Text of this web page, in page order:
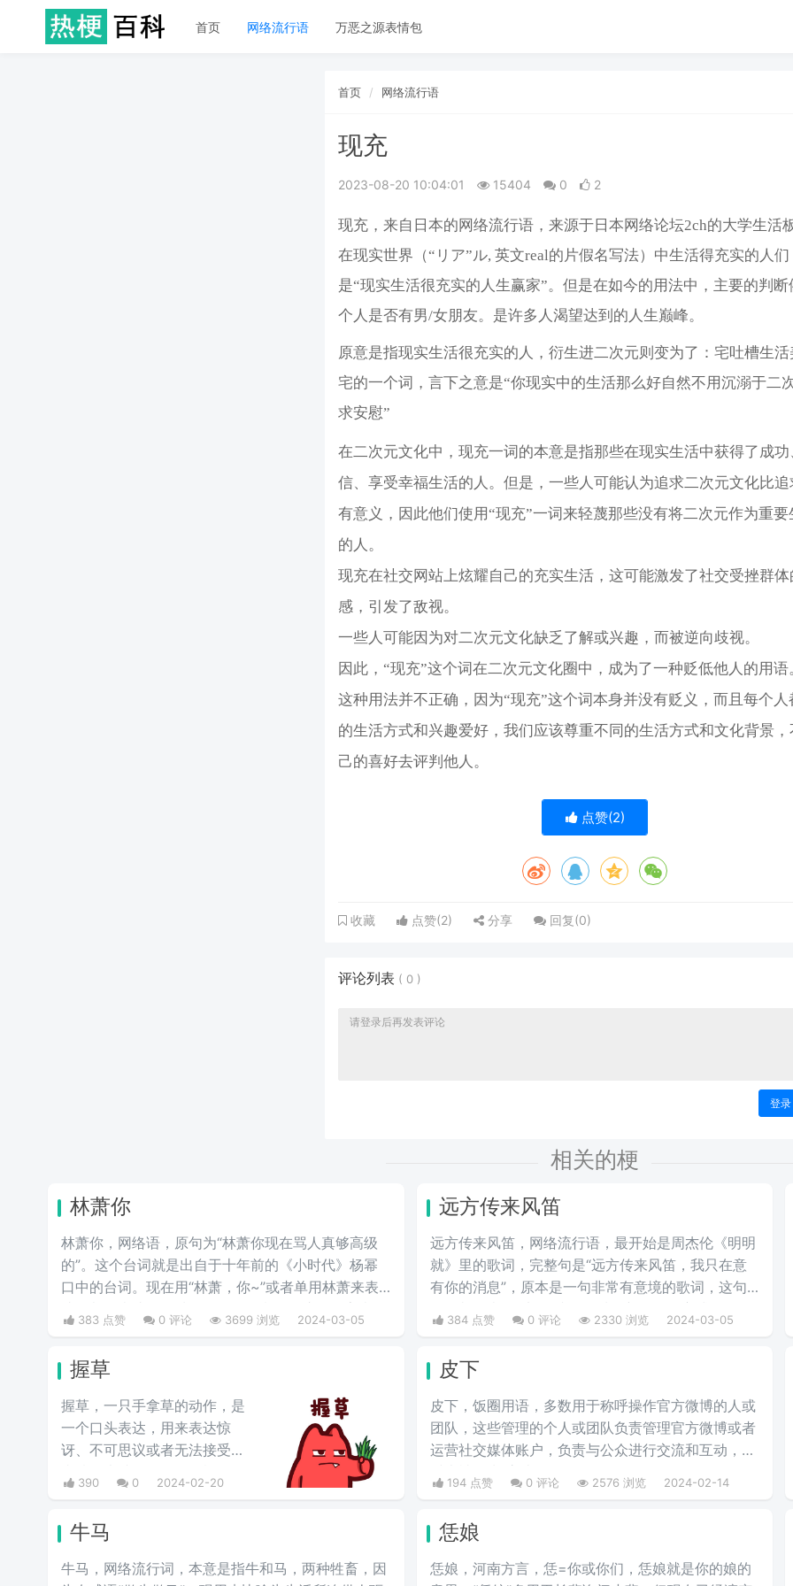
首页 网络流行语 万恶之源表情包
首页 网络流行语
现充
2023-08-20 10:04:01 15404 0 2
现充，来自日本的网络流行语，来源于日本网络论坛2ch的大学生活
在现实世界（“リア”ル, 英文real的片假名写法）中生活得充实的人
是“现实生活很充实的人生赢家”。但是在如今的用法中，主要的判断
个人是否有男/女朋友。是许多人渴望达到的人生巅峰。
原意是指现实生活很充实的人，衍生进二次元则变为了：宅吐槽生
宅的一个词，言下之意是“你现实中的生活那么好自然不用沉溺于二
求安慰”
在二次元文化中，现充一词的本意是指那些在现实生活中获得了成
信、享受幸福生活的人。但是，一些人可能认为追求二次元文化比
有意义，因此他们使用“现充”一词来轻蔑那些没有将二次元作为重要
的人。
现充在社交网站上炫耀自己的充实生活，这可能激发了社交受挫群
感，引发了敌视。
一些人可能因为对二次元文化缺乏了解或兴趣，而被逆向歧视。
因此，“现充”这个词在二次元文化圈中，成为了一种贬低他人的用
这种用法并不正确，因为“现充”这个词本身并没有贬义，而且每个人
的生活方式和兴趣爱好，我们应该尊重不同的生活方式和文化背景
己的喜好去评判他人。
点赞(2)
收藏 点赞(2) 分享 回复(0)
评论列表 ( 0 )
登录
相关的梗
林萧你
林萧你，网络语，原句为“林萧你现在骂人真够高级
的”。这个台词就是出自于十年前的《小时代》杨幂
口中的台词。现在用“林萧，你~”或者单用林萧来表
别人在对于某件事情评判的时候运用的非常巧妙，就
383 点赞 0 评论 3699 浏览 2024-03-05
远方传来风笛
远方传来风笛，网络流行语，最开始是周杰伦《明明
就》里的歌词，完整句是“远方传来风笛，我只在意
有你的消息”，原本是一句非常有意境的歌词，这句
384 点赞 0 评论 2330 浏览 2024-03-05
握草
握草，一只手拿草的动作，是
一个口头表达，用来表达惊
讶、不可思议或者无法接受的
390 0 2024-02-20
皮下
皮下，饭圈用语，多数用于称呼操作官方微博的人或
团队，这些管理的个人或团队负责管理官方微博或者
运营社交媒体账户，负责与公众进行交流和互动，有
194 点赞 0 评论 2576 浏览 2024-02-14
牛马
牛马，网络流行词，本意是指牛和马，两种牲畜，因
恁娘
恁娘，河南方言，恁=你或你们，恁娘就是你的娘的